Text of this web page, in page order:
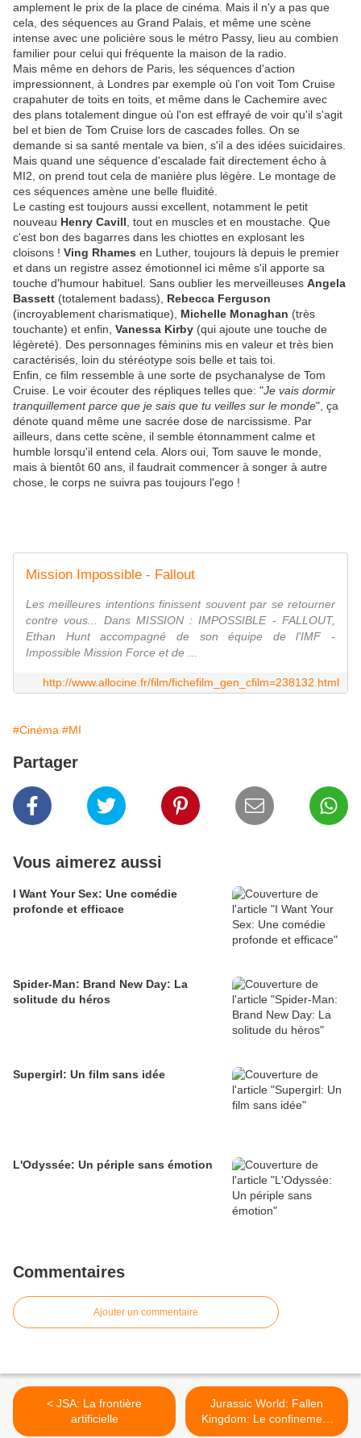
amplement le prix de la place de cinéma. Mais il n'y a pas que
cela, des séquences au Grand Palais, et même une scène
intense avec une policière sous le métro Passy, lieu au combien
familier pour celui qui fréquente la maison de la radio.
Mais même en dehors de Paris, les séquences d'action
impressionnent, à Londres par exemple où l'on voit Tom Cruise
crapahuter de toits en toits, et même dans le Cachemire avec
des plans totalement dingue où l'on est effrayé de voir qu'il s'agit
bel et bien de Tom Cruise lors de cascades folles. On se
demande si sa santé mentale va bien, s'il a des idées suicidaires.
Mais quand une séquence d'escalade fait directement écho à
MI2, on prend tout cela de manière plus légère. Le montage de
ces séquences amène une belle fluidité.
Le casting est toujours aussi excellent, notamment le petit
nouveau Henry Cavill , tout en muscles et en moustache. Que
c'est bon des bagarres dans les chiottes en explosant les
cloisons ! Ving Rhames en Luther, toujours là depuis le premier
et dans un registre assez émotionnel ici même s'il apporte sa
touche d'humour habituel. Sans oublier les merveilleuses Angela
Bassett (totalement badass), Rebecca Ferguson
(incroyablement charismatique), Michelle Monaghan (très
touchante) et enfin, Vanessa Kirby (qui ajoute une touche de
légèreté). Des personnages féminins mis en valeur et très bien
caractérisés, loin du stéréotype sois belle et tais toi.
Enfin, ce film ressemble à une sorte de psychanalyse de Tom
Cruise. Le voir écouter des répliques telles que: "Je vais dormir
tranquillement parce que je sais que tu veilles sur le monde", ça
dénote quand même une sacrée dose de narcissisme. Par
ailleurs, dans cette scène, il semble étonnamment calme et
humble lorsqu'il entend cela. Alors oui, Tom sauve le monde,
mais à bientôt 60 ans, il faudrait commencer à songer à autre
chose, le corps ne suivra pas toujours l'ego !
Mission Impossible - Fallout
Les meilleures intentions finissent souvent par se retourner
contre vous... Dans MISSION : IMPOSSIBLE - FALLOUT,
Ethan Hunt accompagné de son équipe de l'IMF -
Impossible Mission Force et de ...
http://www.allocine.fr/film/fichefilm_gen_cfilm=238132.html
#Cinéma #MI
Partager
Vous aimerez aussi
I Want Your Sex: Une comédie
profonde et efficace
Spider-Man: Brand New Day: La
solitude du héros
Supergirl: Un film sans idée
L'Odyssée: Un périple sans émotion
Commentaires
Ajouter un commentaire
< JSA: La frontière
artificielle
Jurassic World: Fallen
Kingdom: Le confinement
impossible >